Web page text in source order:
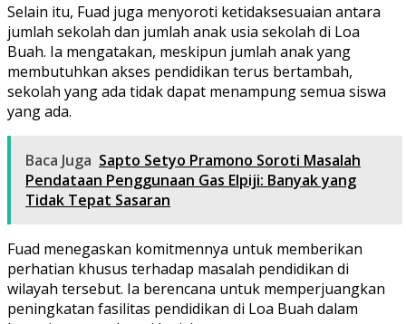
Selain itu, Fuad juga menyoroti ketidaksesuaian antara
jumlah sekolah dan jumlah anak usia sekolah di Loa
Buah. Ia mengatakan, meskipun jumlah anak yang
membutuhkan akses pendidikan terus bertambah,
sekolah yang ada tidak dapat menampung semua siswa
yang ada.
Baca Juga Sapto Setyo Pramono Soroti Masalah
Pendataan Penggunaan Gas Elpiji: Banyak yang
Tidak Tepat Sasaran
Fuad menegaskan komitmennya untuk memberikan
perhatian khusus terhadap masalah pendidikan di
wilayah tersebut. Ia berencana untuk memperjuangkan
peningkatan fasilitas pendidikan di Loa Buah dalam